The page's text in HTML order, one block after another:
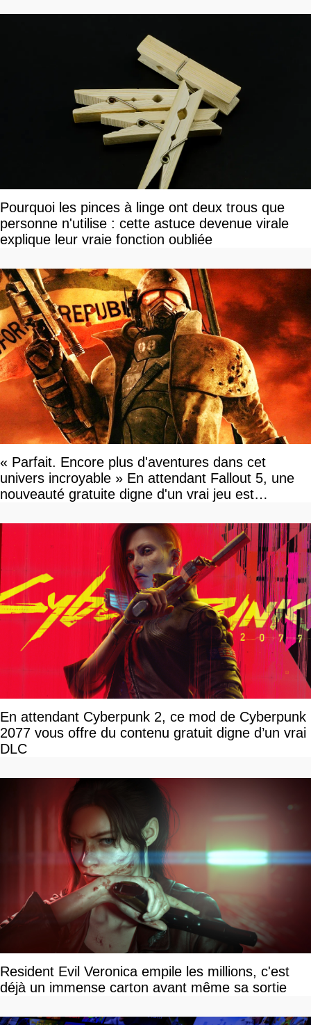
Pourquoi les pinces à linge ont deux trous que
personne n'utilise : cette astuce devenue virale
explique leur vraie fonction oubliée
« Parfait. Encore plus d'aventures dans cet
univers incroyable » En attendant Fallout 5, une
nouveauté gratuite digne d'un vrai jeu est
En attendant Cyberpunk 2, ce mod de Cyberpunk
2077 vous offre du contenu gratuit digne d’un vrai
DLC
Resident Evil Veronica empile les millions, c'est
déjà un immense carton avant même sa sortie